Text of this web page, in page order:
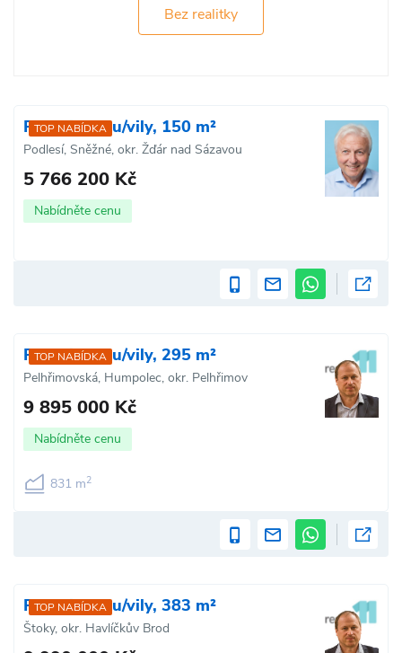
Bez realitky
TOP NABÍDKA
Prodej domu/vily, 150 m²
Podlesí, Sněžné, okr. Žďár nad Sázavou
5 766 200 Kč
Nabídněte cenu
TOP NABÍDKA
Prodej domu/vily, 295 m²
Pelhřimovská, Humpolec, okr. Pelhřimov
9 895 000 Kč
Nabídněte cenu
831 m2
TOP NABÍDKA
Prodej domu/vily, 383 m²
Štoky, okr. Havlíčkův Brod